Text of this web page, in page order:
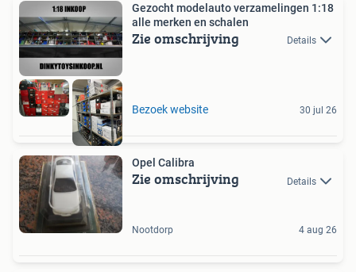
Gezocht modelauto verzamelingen 1:18
alle merken en schalen
Zie omschrijving Details
Bezoek website 30 jul 26
Opel Calibra
Zie omschrijving Details
Nootdorp 4 aug 26